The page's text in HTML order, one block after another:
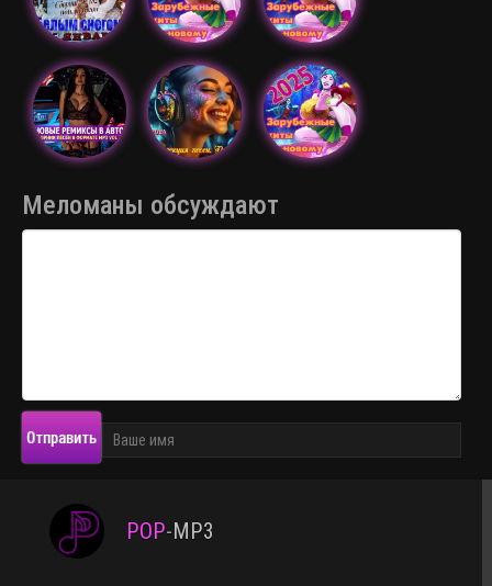
Меломаны обсуждают
Отправить
POP-MP3